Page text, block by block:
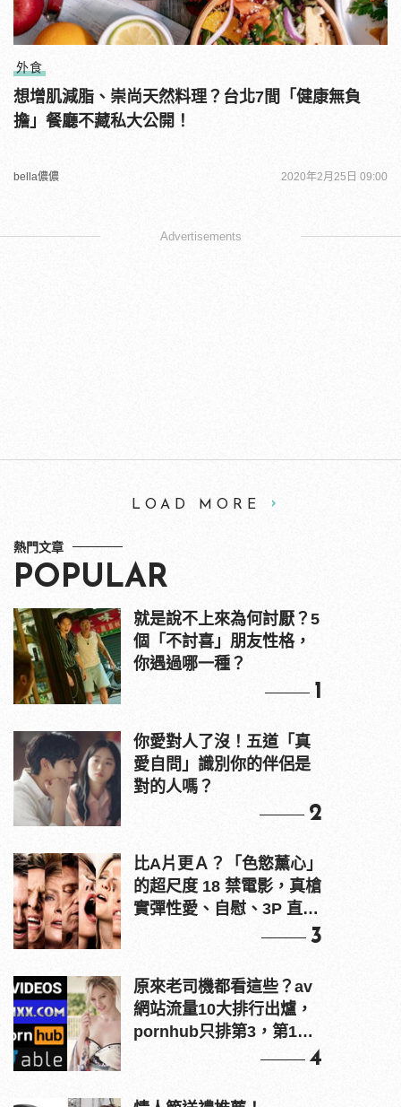
外食
想增肌減脂、崇尚天然料理？台北7間「健康無負
擔」餐廳不藏私大公開！
bella儂儂 2020年2月25日 09:00
Advertisements
LOAD MORE
熱門文章
POPULAR
就是說不上來為何討厭？5
個「不討喜」朋友性格，
你遇過哪一種？
1
你愛對人了沒！五道「真
愛自問」識別你的伴侶是
對的人嗎？
2
比A片更Ａ？「色慾薰心」
的超尺度 18 禁電影，真槍
實彈性愛、自慰、3P 直接
3
原來老司機都看這些？av
網站流量10大排行出爐，
pornhub只排第3，第1名
4